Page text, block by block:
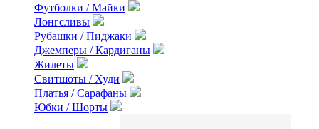
Футболки / Майки
Лонгсливы
Рубашки / Пиджаки
Джемперы / Кардиганы
Жилеты
Свитшоты / Худи
Платья / Сарафаны
Юбки / Шорты